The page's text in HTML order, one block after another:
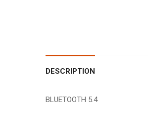
DESCRIPTION
BLUETOOTH 5.4